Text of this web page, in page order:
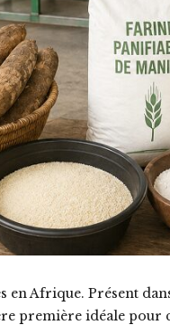
Afrique. Présent
première idéale